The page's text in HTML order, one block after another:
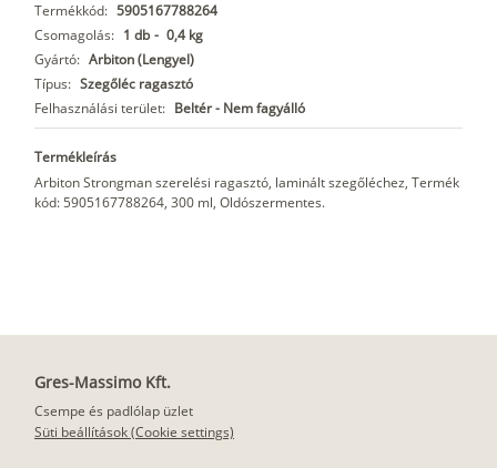
Termékkód: 5905167788264
Csomagolás: 1 db - 0,4 kg
Gyártó: Arbiton (Lengyel)
Típus: Szegőléc ragasztó
Felhasználási terület: Beltér - Nem fagyálló
Termékleírás
Arbiton Strongman szerelési ragasztó, laminált szegőléchez, Termék
kód: 5905167788264, 300 ml, Oldószermentes.
Gres-Massimo Kft.
Csempe és padlólap üzlet
Süti beállítások (Cookie settings)